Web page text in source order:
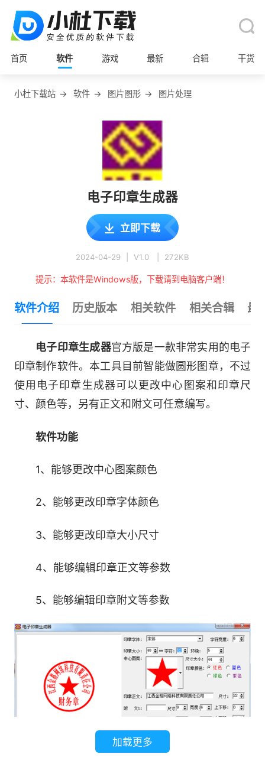
首页 软件 游戏 最新 合辑 干货
小杜下载站 → 软件 → 图片图形 → 图片处理
电子印章生成器
立即下载
2024-04-29 V1.0 272KB
提示：本软件是Windows版，下载请到电脑客户端！
软件介绍 历史版本 相关软件 相关合辑 最
电子印章生成器官方版是一款非常实用的电子
印章制作软件。本工具目前智能做圆形图章，不过
使用电子印章生成器可以更改中心图案和印章尺
寸、颜色等，另有正文和附文可任意编写。
软件功能
1、能够更改中心图案颜色
2、能够更改印章字体颜色
3、能够更改印章大小尺寸
4、能够编辑印章正文等参数
5、能够编辑印章附文等参数
加载更多